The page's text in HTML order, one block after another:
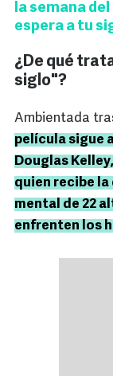
la semana
espera a tu
¿De qué
siglo"?
Ambientada
película sigue
Douglas
quien recibe la
mental de 22
enfrenten los